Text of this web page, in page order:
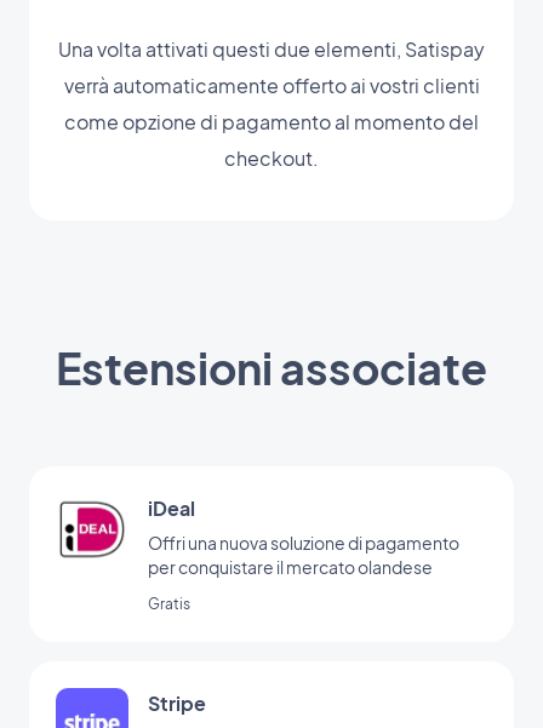
Una volta attivati questi due elementi, Satispay
verrà automaticamente offerto ai vostri clienti
come opzione di pagamento al momento del
checkout.
Estensioni associate
iDeal
Offri una nuova soluzione di pagamento
per conquistare il mercato olandese
Gratis
Stripe